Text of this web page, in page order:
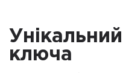
ключа